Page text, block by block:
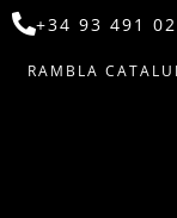
+34 93 491
RAMBLA